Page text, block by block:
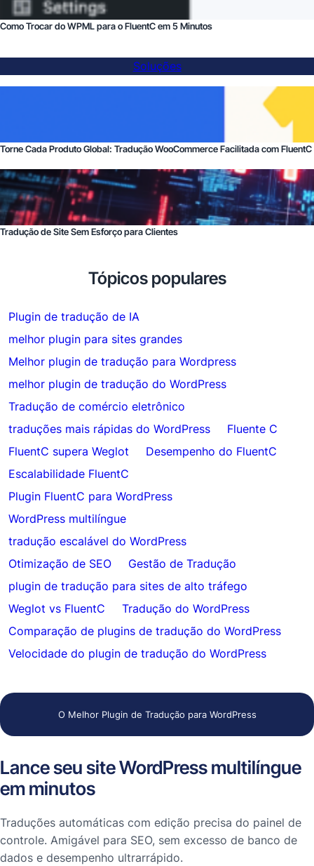
Como Trocar do WPML para o FluentC em 5 Minutos
Soluções
Torne Cada Produto Global: Tradução WooCommerce Facilitada com FluentC
Tradução de Site Sem Esforço para Clientes
Tópicos populares
Plugin de tradução de IA
melhor plugin para sites grandes
Melhor plugin de tradução para Wordpress
melhor plugin de tradução do WordPress
Tradução de comércio eletrônico
traduções mais rápidas do WordPress
Fluente C
FluentC supera Weglot
Desempenho do FluentC
Escalabilidade FluentC
Plugin FluentC para WordPress
WordPress multilíngue
tradução escalável do WordPress
Otimização de SEO
Gestão de Tradução
plugin de tradução para sites de alto tráfego
Weglot vs FluentC
Tradução do WordPress
Comparação de plugins de tradução do WordPress
Velocidade do plugin de tradução do WordPress
O Melhor Plugin de Tradução para WordPress
Lance seu site WordPress multilíngue
em minutos
Traduções automáticas com edição precisa do painel de
controle. Amigável para SEO, sem excesso de banco de
dados e desempenho ultrarrápido.